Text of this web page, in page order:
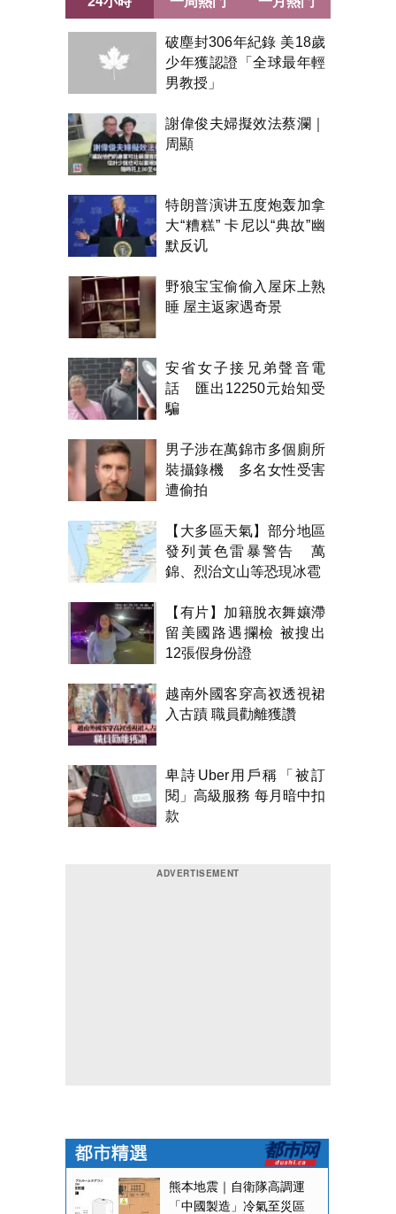
破塵封306年紀錄 美18歲
少年獲認證「全球最年輕
男教授」
謝偉俊夫婦擬效法蔡瀾｜
周顯
特朗普演讲五度炮轰加拿
大“糟糕” 卡尼以“典故”幽
默反讥
野狼宝宝偷偷入屋床上熟
睡 屋主返家遇奇景
安省女子接兄弟聲音電
話 匯出12250元始知受
騙
男子涉在萬錦市多個廁所
裝攝錄機 多名女性受害
遭偷拍
【大多區天氣】部分地區
發列黃色雷暴警告 萬
錦、烈治文山等恐現冰雹
【有片】加籍脫衣舞孃滯
留美國路遇攔檢 被搜出
12張假身份證
越南外國客穿高衩透視裙
入古蹟 職員勸離獲讚
卑詩Uber用戶稱「被訂
閱」高級服務 每月暗中扣
款